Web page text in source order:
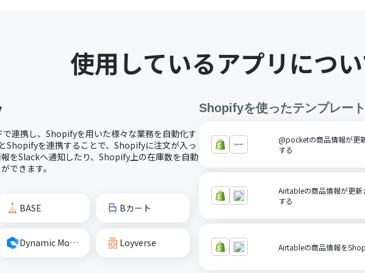
使用しているアプリにつ
連携し、Shopifyを用いた様々な業務を自動化す
Shopifyを連携することで、Shopifyに注文が入っ
をSlackへ通知したり、Shopify上の在庫数を自動
できます。
BASE Bカート
Dynamic Mockups Loyverse
Shopifyを使ったテンプレート
@pocketの商品情報が更
する
Airtableの商品情報が更
する
Airtableの商品情報を